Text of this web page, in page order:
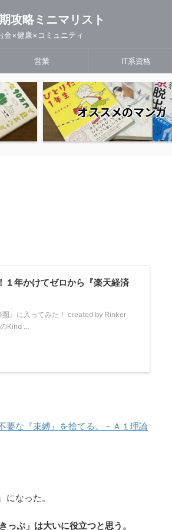
攻略ミニマリスト
金×健康×コミュニティ
営業 IT系資格
オススメのマンガ
年かけてゼロから『楽天経済
圏』に入ってみた！ created by Rinker
Kind ...
要な『束縛』を捨てる。 - Ａ１理論
なった。
ぷ」は大いに役立つと思う。